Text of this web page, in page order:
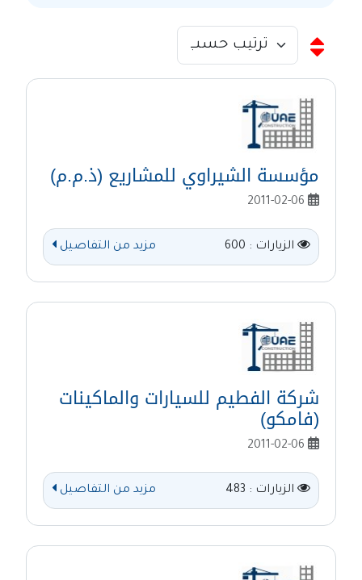
مؤسسة الشيراوي للمشاريع (ذ.م.م)
الزيارات : 600 مزيد من التفاصيل
شركة الفطيم للسيارات والماكينات
(فامكو)
الزيارات : 483 مزيد من التفاصيل